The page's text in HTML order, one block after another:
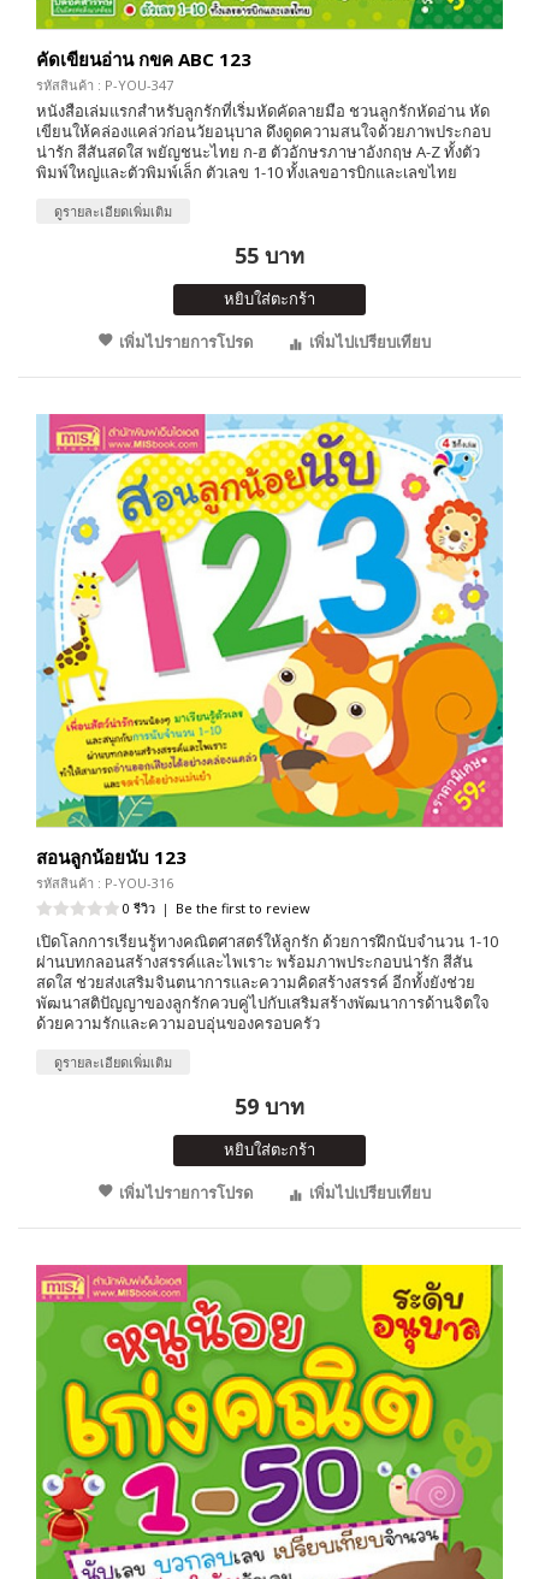
คัดเขียนอ่าน กขค ABC 123
รหัสสินค้า : P-YOU-347
หนังสือเล่มแรกสำหรับลูกรักที่เริ่มหัดคัดลายมือ ชวนลูกรักหัดอ่าน หัด
เขียนให้คล่องแคล่วก่อนวัยอนุบาล ดึงดูดความสนใจด้วยภาพประกอบ
น่ารัก สีสันสดใส พยัญชนะไทย ก-ฮ ตัวอักษรภาษาอังกฤษ A-Z ทั้งตัว
พิมพ์ใหญ่และตัวพิมพ์เล็ก ตัวเลข 1-10 ทั้งเลขอารบิกและเลขไทย
ดูรายละเอียดเพิ่มเติม
55 บาท
หยิบใส่ตะกร้า
เพิ่มไปรายการโปรด
เพิ่มไปเปรียบเทียบ
สอนลูกน้อยนับ 123
รหัสสินค้า : P-YOU-316
0 รีวิว | Be the first to review
เปิดโลกการเรียนรู้ทางคณิตศาสตร์ให้ลูกรัก ด้วยการฝึกนับจำนวน 1-10
ผ่านบทกลอนสร้างสรรค์และไพเราะ พร้อมภาพประกอบน่ารัก สีสัน
สดใส ช่วยส่งเสริมจินตนาการและความคิดสร้างสรรค์ อีกทั้งยังช่วย
พัฒนาสติปัญญาของลูกรักควบคู่ไปกับเสริมสร้างพัฒนาการด้านจิตใจ
ด้วยความรักและความอบอุ่นของครอบครัว
ดูรายละเอียดเพิ่มเติม
59 บาท
หยิบใส่ตะกร้า
เพิ่มไปรายการโปรด
เพิ่มไปเปรียบเทียบ